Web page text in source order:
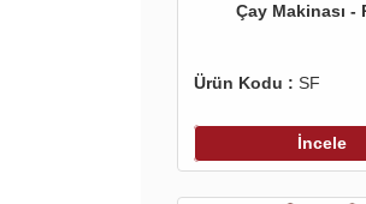
Çay Makinası -
Ürün Kodu : SF
İncele